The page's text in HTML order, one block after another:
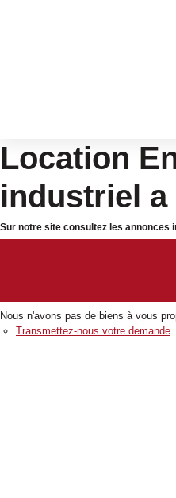
Location
industriel a
Sur notre site consultez les annonces
Nous n'avons pas de biens à vous
Transmettez-nous votre demande